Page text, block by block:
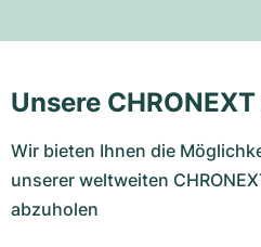
Unsere
Wir bieten Ihnen die
unserer weltweiten
abzuholen